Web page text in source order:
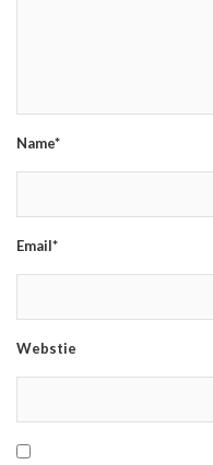
Name*
Email*
Webstie